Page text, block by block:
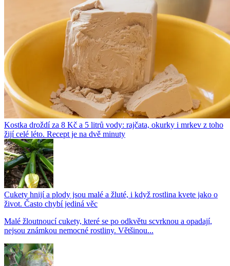
Kostka droždí za 8 Kč a 5 litrů vody: rajčata, okurky i mrkev z toho
žijí celé léto. Recept je na dvě minuty
Cukety hnijí a plody jsou malé a žluté, i když rostlina kvete jako o
život. Často chybí jediná věc
Malé žloutnoucí cukety, které se po odkvětu scvrknou a opadají,
nejsou známkou nemocné rostliny. Většinou...